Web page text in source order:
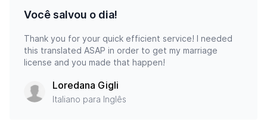
Você salvou o dia!
Thank you for your quick efficient service! I needed
this translated ASAP in order to get my marriage
license and you made that happen!
Loredana Gigli
Italiano para Inglês